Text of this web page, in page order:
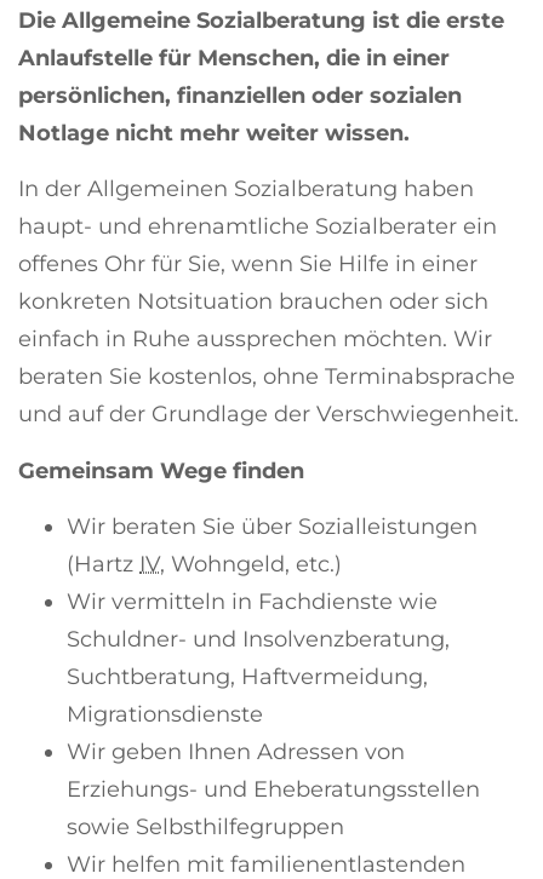
Die Allgemeine Sozialberatung ist die erste
Anlaufstelle für Menschen, die in einer
persönlichen, finanziellen oder sozialen
Notlage nicht mehr weiter wissen.
In der Allgemeinen Sozialberatung haben
haupt- und ehrenamtliche Sozialberater ein
offenes Ohr für Sie, wenn Sie Hilfe in einer
konkreten Notsituation brauchen oder sich
einfach in Ruhe aussprechen möchten. Wir
beraten Sie kostenlos, ohne Terminabsprache
und auf der Grundlage der Verschwiegenheit.
Gemeinsam Wege finden
Wir beraten Sie über Sozialleistungen
(Hartz IV, Wohngeld, etc.)
Wir vermitteln in Fachdienste wie
Schuldner- und Insolvenzberatung,
Suchtberatung, Haftvermeidung,
Migrationsdienste
Wir geben Ihnen Adressen von
Erziehungs- und Eheberatungsstellen
sowie Selbsthilfegruppen
Wir helfen mit familienentlastenden